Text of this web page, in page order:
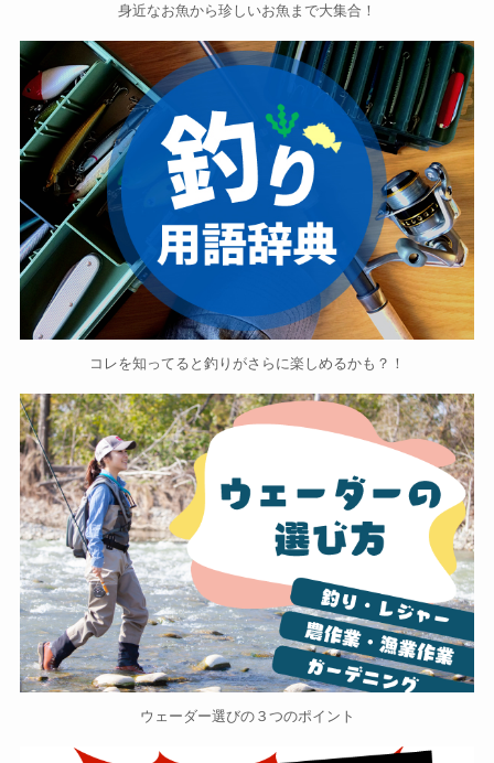
身近なお魚から珍しいお魚まで大集合！
コレを知ってると釣りがさらに楽しめるかも？！
ウェーダー選びの３つのポイント